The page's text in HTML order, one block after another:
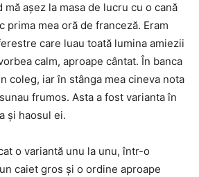
mă așez la masa de lucru cu o cană
prima mea oră de franceză. Eram
care luau toată lumina amiezii
calm, aproape cântat. În banca
coleg, iar în stânga mea cineva nota
frumos. Asta a fost varianta în
și haosul ei.
o variantă unu la unu, într-o
caiet gros și o ordine aproape